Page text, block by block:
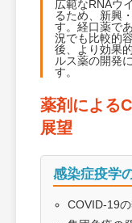
広範なRNAウ
るため、新興
す。経口薬で
況でも比較的
後、より効果
ルス薬の開発
す。
薬剤による
展望
感染症疫学
COVID-19